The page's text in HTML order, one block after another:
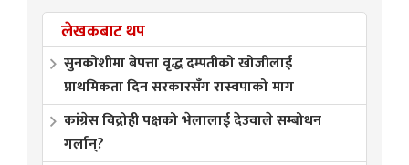
लेखकबाट थप
सुनकोशीमा बेपत्ता वृद्ध दम्पतीको खोजीलाई
प्राथमिकता दिन सरकारसँग रास्वपाको माग
कांग्रेस विद्रोही पक्षको भेलालाई देउवाले सम्बोधन
गर्लान्?